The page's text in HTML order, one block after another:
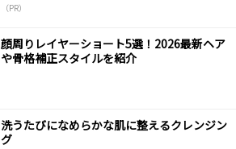
（PR）
顔周りレイヤーショート5選！2026最新ヘア
や骨格補正スタイルを紹介
洗うたびになめらかな肌に整えるクレンジン
グ